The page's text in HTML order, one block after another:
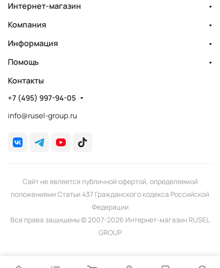
Интернет-магазин
Компания
Информация
Помощь
Контакты
+7 (495) 997-94-05
info@rusel-group.ru
Сайт не является публичной офертой, определяемой
положениями Статьи 437 Гражданского кодекса Российской
Федерации
Все права защищены © 2007-2026 Интернет-магазин RUSEL
GROUP